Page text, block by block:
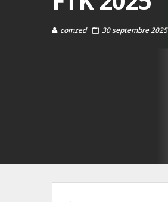
comzed 30 septembre 2025